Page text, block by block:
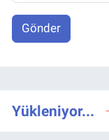
Gönder
Yükleniyor...